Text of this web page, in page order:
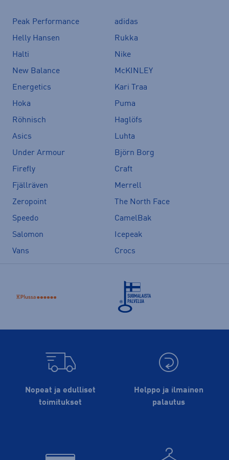
Peak Performance
adidas
Helly Hansen
Rukka
Halti
Nike
New Balance
McKINLEY
Energetics
Kari Traa
Hoka
Puma
Röhnisch
Haglöfs
Asics
Luhta
Under Armour
Björn Borg
Firefly
Craft
Fjällräven
Merrell
Zeropoint
The North Face
Speedo
CamelBak
Salomon
Icepeak
Vans
Crocs
Nopeat ja edulliset
toimitukset
Helppo ja ilmainen
palautus